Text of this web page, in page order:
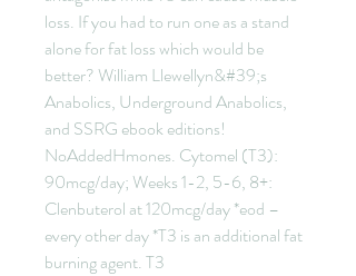
loss. If you had to run one as a stand
alone for fat loss which would be
better? William Llewellyn&#39;s
Anabolics, Underground Anabolics,
and SSRG ebook editions!
NoAddedHmones. Cytomel (T3):
90mcg/day; Weeks 1-2, 5-6, 8+:
Clenbuterol at 120mcg/day *eod –
every other day *T3 is an additional fat
burning agent. T3